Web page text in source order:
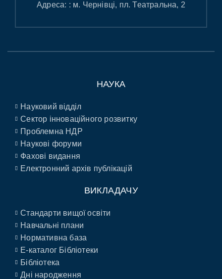
Адреса: : м. Чернівці, пл. Театральна, 2
НАУКА
Науковий відділ
Сектор інноваційного розвитку
Проблемна НДР
Наукові форуми
Фахові видання
Електронний архів публікацій
ВИКЛАДАЧУ
Стандарти вищої освіти
Навчальні плани
Нормативна база
E-каталог Бібліотеки
Бібліотека
Дні народження